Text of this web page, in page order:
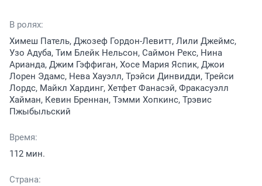
В ролях:
Химеш Патель, Джозеф Гордон-Левитт, Лили Джеймс,
Узо Адуба, Тим Блейк Нельсон, Саймон Рекс, Нина
Арианда, Джим Гэффиган, Хосе Мария Яспик, Джои
Лорен Эдамс, Нева Хауэлл, Трэйси Динвидди, Трейси
Лордс, Майкл Хардинг, Хетфет Фанасэй, Фракасуэлл
Хайман, Кевин Бреннан, Тэмми Хопкинс, Трэвис
Пжыбыльский
Время:
112 мин.
Страна: